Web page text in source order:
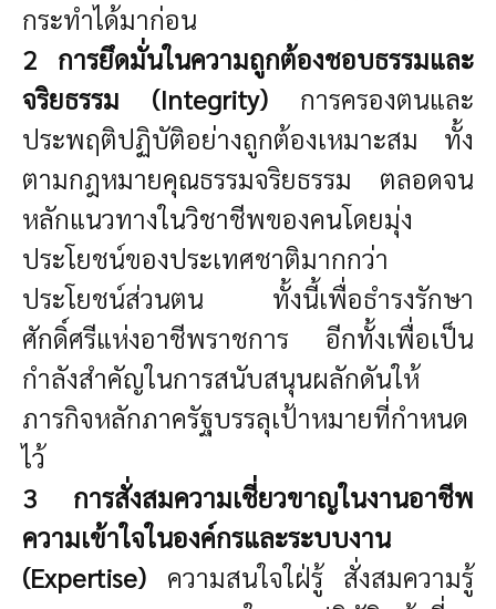
กระทำได้มาก่อน
2 การยึดมั่นในความถูกต้องชอบธรรมและ
จริยธรรม (Integrity) การครองตนและ
ประพฤติปฏิบัติอย่างถูกต้องเหมาะสม ทั้ง
ตามกฎหมายคุณธรรมจริยธรรม ตลอดจน
หลักแนวทางในวิชาชีพของคนโดยมุ่ง
ประโยชน์ของประเทศชาติมากกว่า
ประโยชน์ส่วนตน ทั้งนี้เพื่อธำรงรักษา
ศักดิ์ศรีแห่งอาชีพราชการ อีกทั้งเพื่อเป็น
กำลังสำคัญในการสนับสนุนผลักดันให้
ภารกิจหลักภาครัฐบรรลุเป้าหมายที่กำหนด
ไว้
3 การสั่งสมความเชี่ยวขาญในงานอาชีพ
ความเข้าใจในองค์กรและระบบงาน
(Expertise) ความสนใจใฝ่รู้ สั่งสมความรู้